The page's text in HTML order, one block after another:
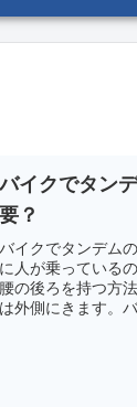
バイクでタン
要？
バイクでタンデム
に人が乗っている
腰の後ろを持つ方
は外側にきます。